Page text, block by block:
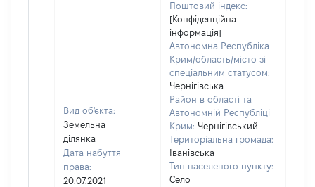
Вид об'єкта:
Земельна
ділянка
Дата набуття
права:
20.07.2021
Поштовий індекс:
[Конфіденційна
інформація]
Автономна Республіка
Крим/область/місто зі
спеціальним статусом:
Чернігівська
Район в області та
Автономній Республіці
Крим: Чернігівський
Територіальна громада:
Іванівська
Тип населеного пункту:
Село